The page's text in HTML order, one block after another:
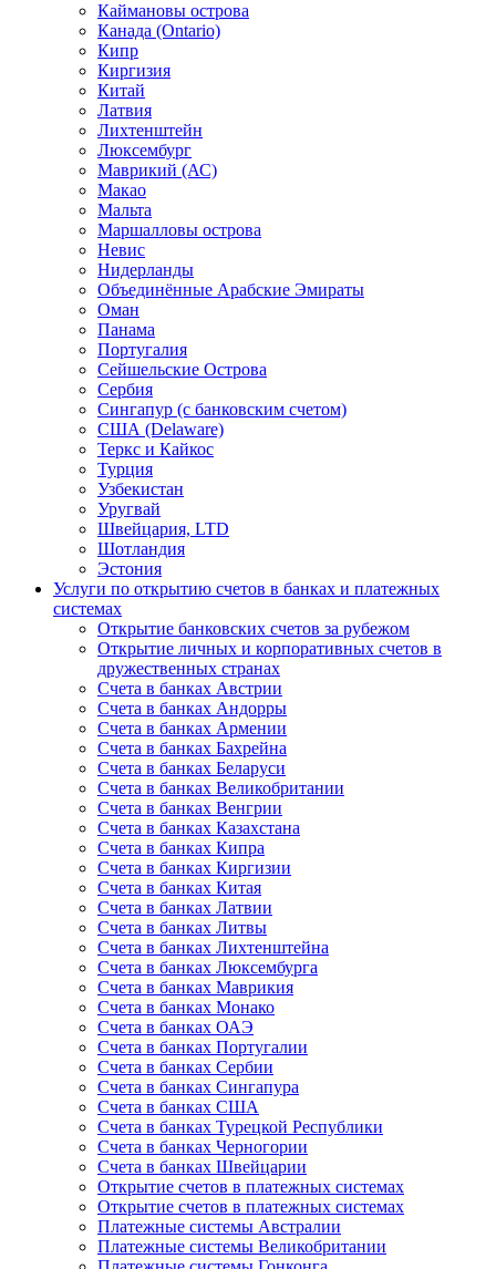
Каймановы острова
Канада (Ontario)
Кипр
Киргизия
Китай
Латвия
Лихтенштейн
Люксембург
Маврикий (АС)
Макао
Мальта
Маршалловы острова
Нeвис
Нидерланды
Объединённые Арабские Эмираты
Оман
Панама
Португалия
Сейшельские Острова
Сербия
Сингапур (c банковским счетом)
США (Delaware)
Теркс и Кайкос
Турция
Узбекистан
Уругвай
Швейцария, LTD
Шотландия
Эстония
Услуги по открытию счетов в банках и платежных
системах
Открытие банковских счетов за рубежом
Открытие личных и корпоративных счетов в
дружественных странах
Счета в банках Австрии
Счета в банках Андорры
Счета в банках Армении
Счета в банках Бахрейна
Счета в банках Беларуси
Счета в банках Великобритании
Счета в банках Венгрии
Счета в банках Казахстана
Счета в банках Кипра
Счета в банках Киргизии
Счета в банках Китая
Счета в банках Латвии
Счета в банках Литвы
Счета в банках Лихтенштейна
Счета в банках Люксембурга
Счета в банках Маврикия
Счета в банках Монако
Счета в банках ОАЭ
Счета в банках Португалии
Счета в банках Сербии
Счета в банках Сингапура
Счета в банках США
Счета в банках Турецкой Республики
Счета в банках Черногории
Счета в банках Швейцарии
Открытие счетов в платежных системах
Открытие счетов в платежных системах
Платежные системы Австралии
Платежные системы Великобритании